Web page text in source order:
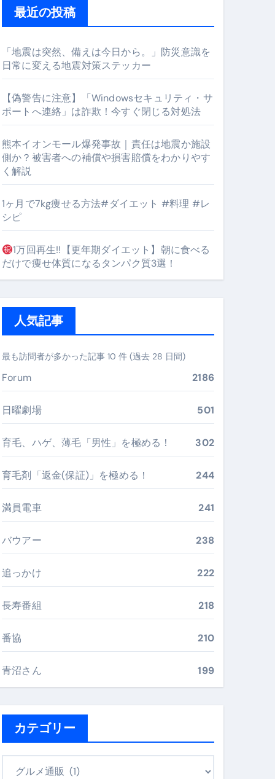
るのが独自ドメイン
安で手に入れる方法
イド
実践大全
。いま選ばれている新定番ドメイン
レ #美容 #健康 #雑学 #ナレーター #小林将大
#美容 #健康 #雑学 #ナレーター #小林将大
レ #美容 #健康 #雑学 #ナレーター #小林将大
すめ・選び方・洗い方・Q&Aまで
たの寝室に最適解を出す快眠ガイド
足腰と体幹”を育てる選び方＆続け方ガイド
ガイドブック
目的別に失敗しない
最近の投稿
「地震は突然、備えは今日から。」防災意識を
日常に変える地震対策ステッカー
【偽警告に注意】「Windowsセキュリティ・サ
ポートへ連絡」は詐欺！今すぐ閉じる対処法
熊本イオンモール爆発事故｜責任は地震か施設
側か？被害者への補償や損害賠償をわかりやす
く解説
1ヶ月で7kg痩せる方法#ダイエット #料理 #レ
シピ
1万回再生!!【更年期ダイエット】朝に食べる
だけで痩せ体質になるタンパク質3選！
人気記事
最も訪問者が多かった記事 10 件 (過去 28 日間)
Forum 2186
日曜劇場 501
育毛、ハゲ、薄毛「男性」を極める！ 302
育毛剤「返金(保証)」を極める！ 244
満員電車 241
バウアー 238
追っかけ 222
長寿番組 218
番協 210
青沼さん 199
カテゴリー